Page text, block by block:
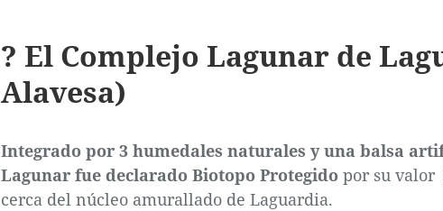
? El Complejo Lagunar de
Alavesa)
Integrado por 3 humedales naturales y una balsa
Lagunar fue declarado Biotopo Protegido por su valor
cerca del núcleo amurallado de Laguardia.